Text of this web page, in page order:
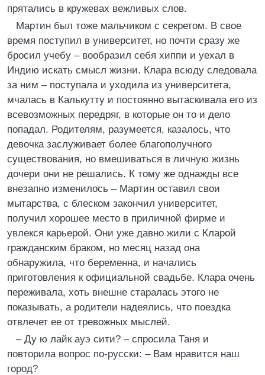
прятались в кружевах вежливых слов.
Мартин был тоже мальчиком с секретом. В свое
время поступил в университет, но почти сразу же
бросил учебу – вообразил себя хиппи и уехал в
Индию искать смысл жизни. Клара всюду следовала
за ним – поступала и уходила из университета,
мчалась в Калькутту и постоянно вытаскивала его из
всевозможных передряг, в которые он то и дело
попадал. Родителям, разумеется, казалось, что
девочка заслуживает более благополучного
существования, но вмешиваться в личную жизнь
дочери они не решались. К тому же однажды все
внезапно изменилось – Мартин оставил свои
мытарства, с блеском закончил университет,
получил хорошее место в приличной фирме и
увлекся карьерой. Они уже давно жили с Кларой
гражданским браком, но месяц назад она
обнаружила, что беременна, и начались
приготовления к официальной свадьбе. Клара очень
переживала, хоть внешне старалась этого не
показывать, а родители надеялись, что поездка
отвлечет ее от тревожных мыслей.
– Ду ю лайк ауэ сити? – спросила Таня и
повторила вопрос по-русски: – Вам нравится наш
город?